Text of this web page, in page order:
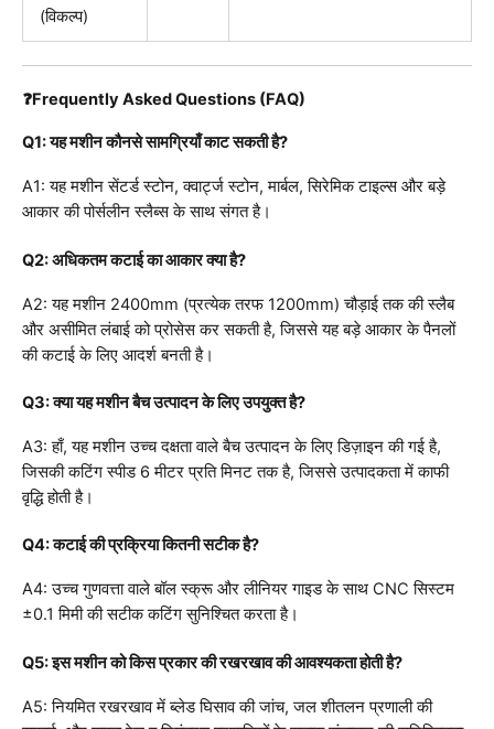
(विकल्प)
❓Frequently Asked Questions (FAQ)
Q1: यह मशीन कौनसे सामग्रियाँ काट सकती है?
A1: यह मशीन सेंटर्ड स्टोन, क्वार्ट्ज स्टोन, मार्बल, सिरेमिक टाइल्स और बड़े
आकार की पोर्सलीन स्लैब्स के साथ संगत है।
Q2: अधिकतम कटाई का आकार क्या है?
A2: यह मशीन 2400mm (प्रत्येक तरफ 1200mm) चौड़ाई तक की स्लैब
और असीमित लंबाई को प्रोसेस कर सकती है, जिससे यह बड़े आकार के पैनलों
की कटाई के लिए आदर्श बनती है।
Q3: क्या यह मशीन बैच उत्पादन के लिए उपयुक्त है?
A3: हाँ, यह मशीन उच्च दक्षता वाले बैच उत्पादन के लिए डिज़ाइन की गई है,
जिसकी कटिंग स्पीड 6 मीटर प्रति मिनट तक है, जिससे उत्पादकता में काफी
वृद्धि होती है।
Q4: कटाई की प्रक्रिया कितनी सटीक है?
A4: उच्च गुणवत्ता वाले बॉल स्क्रू और लीनियर गाइड के साथ CNC सिस्टम
±0.1 मिमी की सटीक कटिंग सुनिश्चित करता है।
Q5: इस मशीन को किस प्रकार की रखरखाव की आवश्यकता होती है?
A5: नियमित रखरखाव में ब्लेड घिसाव की जांच, जल शीतलन प्रणाली की